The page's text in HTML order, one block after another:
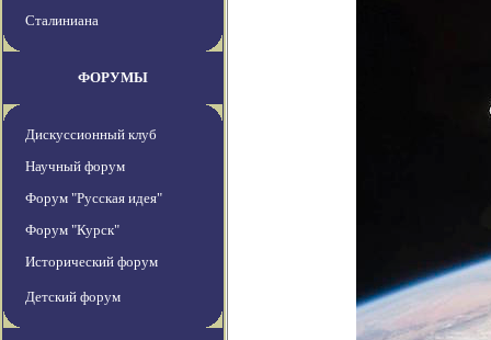
Сталиниана
ФОРУМЫ
Дискуссионный клуб
Научный форум
Форум "Русская идея"
Форум "Курск"
Исторический форум
Детский форум